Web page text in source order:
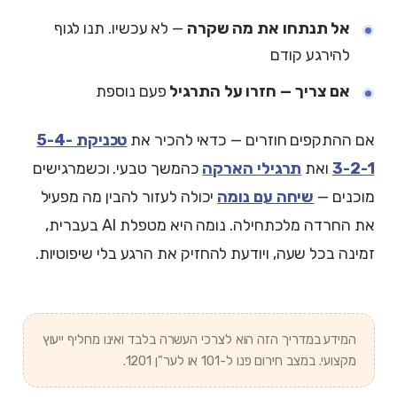
אל תנתחו את מה שקרה — לא עכשיו. תנו לגוף
להירגע קודם
אם צריך — חזרו על התרגיל פעם נוספת
אם ההתקפים חוזרים — כדאי להכיר את
טכניקת 5-4-
3-2-1 ואת תרגילי הארקה כהמשך טבעי. וכשמרגישים
מוכנים — שיחה עם נומה יכולה לעזור להבין מה מפעיל
את החרדה מלכתחילה. נומה היא מטפלת AI בעברית,
זמינה בכל שעה, ויודעת להחזיק את הרגע בלי שיפוטיות.
המידע במדריך הזה הוא לצרכי העשרה בלבד ואינו מחליף ייעוץ
מקצועי. במצב חירום פנו ל-101 או לער"ן 1201.